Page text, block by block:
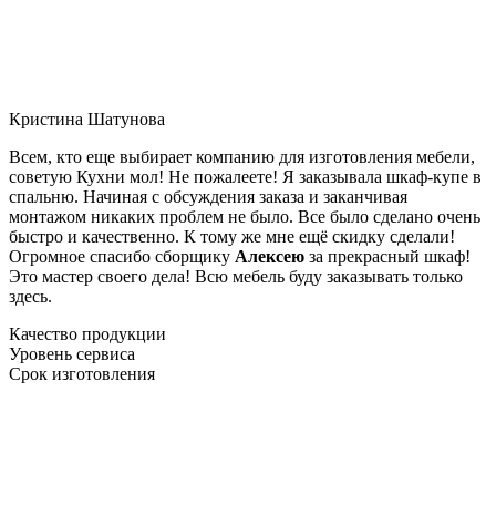
Кристина Шатунова
Всем, кто еще выбирает компанию для изготовления мебели,
советую Кухни мол! Не пожалеете! Я заказывала шкаф-купе в
спальню. Начиная с обсуждения заказа и заканчивая
монтажом никаких проблем не было. Все было сделано очень
быстро и качественно. К тому же мне ещё скидку сделали!
Огромное спасибо сборщику Алексею за прекрасный шкаф!
Это мастер своего дела! Всю мебель буду заказывать только
здесь.
Качество продукции
Уровень сервиса
Срок изготовления